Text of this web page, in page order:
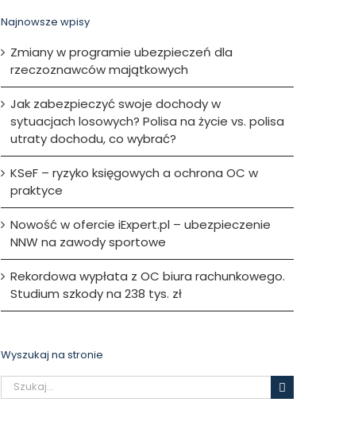
Najnowsze wpisy
Zmiany w programie ubezpieczeń dla
rzeczoznawców majątkowych
Jak zabezpieczyć swoje dochody w
sytuacjach losowych? Polisa na życie vs. polisa
utraty dochodu, co wybrać?
KSeF – ryzyko księgowych a ochrona OC w
praktyce
Nowość w ofercie iExpert.pl – ubezpieczenie
NNW na zawody sportowe
Rekordowa wypłata z OC biura rachunkowego.
Studium szkody na 238 tys. zł
Wyszukaj na stronie
Szukaj